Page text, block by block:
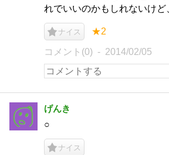
れでいいのかもしれないけど
ナイス ★2
コメント(0) 2014/02/05
げんき
○
ナイス